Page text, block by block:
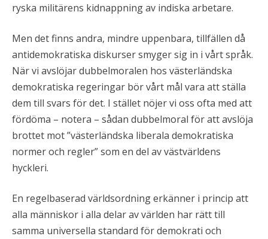
ryska militärens kidnappning av indiska arbetare.
Men det finns andra, mindre uppenbara, tillfällen då
antidemokratiska diskurser smyger sig in i vårt språk.
När vi avslöjar dubbelmoralen hos västerländska
demokratiska regeringar bör vårt mål vara att ställa
dem till svars för det. I stället nöjer vi oss ofta med att
fördöma – notera – sådan dubbelmoral för att avslöja
brottet mot ”västerländska liberala demokratiska
normer och regler” som en del av västvärldens
hyckleri.
En regelbaserad världsordning erkänner i princip att
alla människor i alla delar av världen har rätt till
samma universella standard för demokrati och